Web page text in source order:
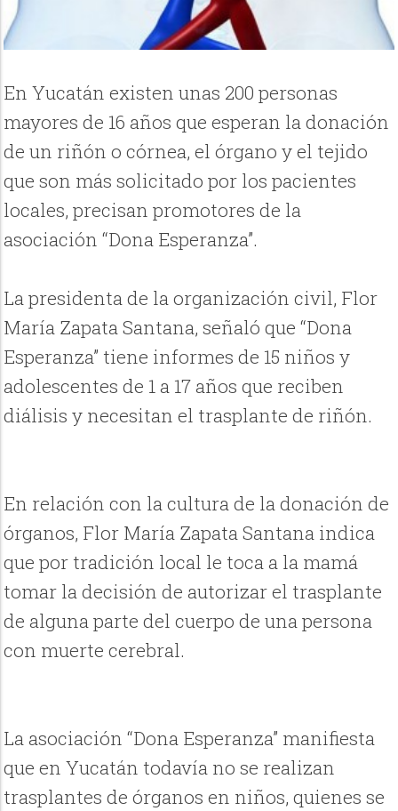
En Yucatán existen unas 200 personas
mayores de 16 años que esperan la donación
de un riñón o córnea, el órgano y el tejido
que son más solicitado por los pacientes
locales, precisan promotores de la
asociación “Dona Esperanza”.
La presidenta de la organización civil, Flor
María Zapata Santana, señaló que “Dona
Esperanza” tiene informes de 15 niños y
adolescentes de 1 a 17 años que reciben
diálisis y necesitan el trasplante de riñón.
En relación con la cultura de la donación de
órganos, Flor María Zapata Santana indica
que por tradición local le toca a la mamá
tomar la decisión de autorizar el trasplante
de alguna parte del cuerpo de una persona
con muerte cerebral.
La asociación “Dona Esperanza” manifiesta
que en Yucatán todavía no se realizan
trasplantes de órganos en niños, quienes se